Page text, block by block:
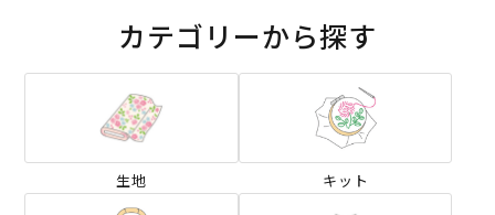
カテゴリーから探す
生地 キット